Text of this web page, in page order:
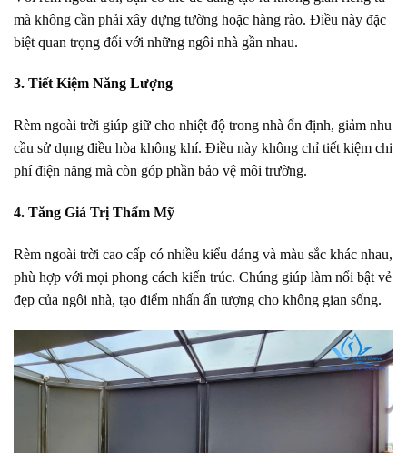
mà không cần phải xây dựng tường hoặc hàng rào. Điều này đặc
biệt quan trọng đối với những ngôi nhà gần nhau.
3. Tiết Kiệm Năng Lượng
Rèm ngoài trời giúp giữ cho nhiệt độ trong nhà ổn định, giảm nhu
cầu sử dụng điều hòa không khí. Điều này không chỉ tiết kiệm chi
phí điện năng mà còn góp phần bảo vệ môi trường.
4. Tăng Giá Trị Thẩm Mỹ
Rèm ngoài trời cao cấp có nhiều kiểu dáng và màu sắc khác nhau,
phù hợp với mọi phong cách kiến trúc. Chúng giúp làm nổi bật vẻ
đẹp của ngôi nhà, tạo điểm nhấn ấn tượng cho không gian sống.